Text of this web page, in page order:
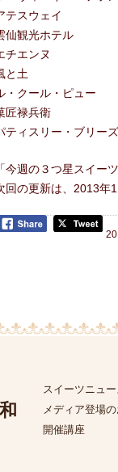
テスウェイ
仙観光ホテル
チエンヌ
と土
・クール・ピュー
匠禄兵衛
ティスリー・ブリーズ
「今週の３つ星スイー
回の更新は、2013年
スイーツニュー
メディア登場
開催講座